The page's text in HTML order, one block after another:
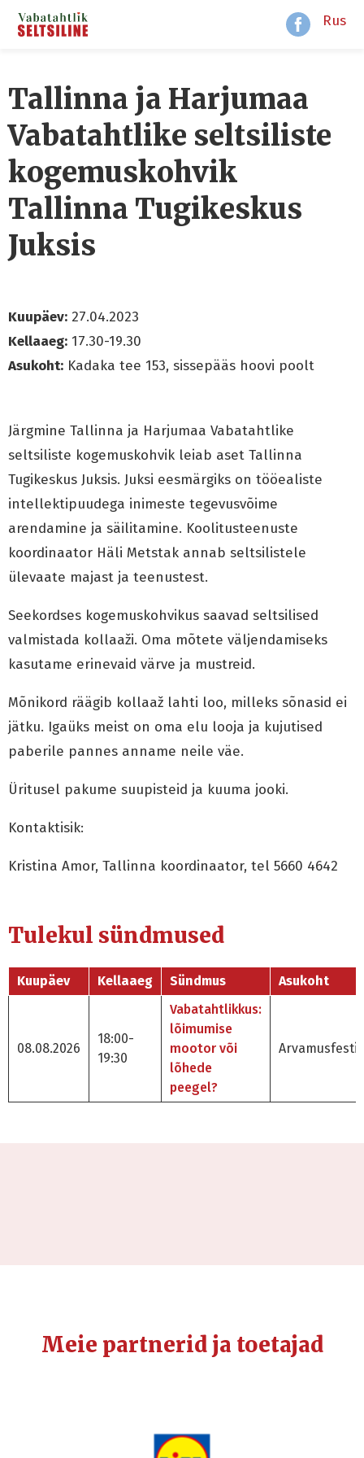
Rus
Tallinna ja Harjumaa
Vabatahtlike seltsiliste
kogemuskohvik
Tallinna Tugikeskus
Juksis
Kuupäev: 27.04.2023
Kellaaeg: 17.30-19.30
Asukoht: Kadaka tee 153, sissepääs hoovi poolt
Järgmine Tallinna ja Harjumaa Vabatahtlike
seltsiliste kogemuskohvik leiab aset Tallinna
Tugikeskus Juksis. Juksi eesmärgiks on tööealiste
intellektipuudega inimeste tegevusvõime
arendamine ja säilitamine. Koolitusteenuste
koordinaator Häli Metstak annab seltsilistele
ülevaate majast ja teenustest.
Seekordses kogemuskohvikus saavad seltsilised
valmistada kollaaži. Oma mõtete väljendamiseks
kasutame erinevaid värve ja mustreid.
Mõnikord räägib kollaaž lahti loo, milleks sõnasid ei
jätku. Igaüks meist on oma elu looja ja kujutised
paberile pannes anname neile väe.
Üritusel pakume suupisteid ja kuuma jooki.
Kontaktisik:
Kristina Amor, Tallinna koordinaator, tel 5660 4642
Tulekul sündmused
Kuupäev Kellaaeg Sündmus Asukoht
08.08.2026
18:00-
19:30
Vabatahtlikkus:
lõimumise
mootor või
lõhede
peegel?
Meie partnerid ja toetajad